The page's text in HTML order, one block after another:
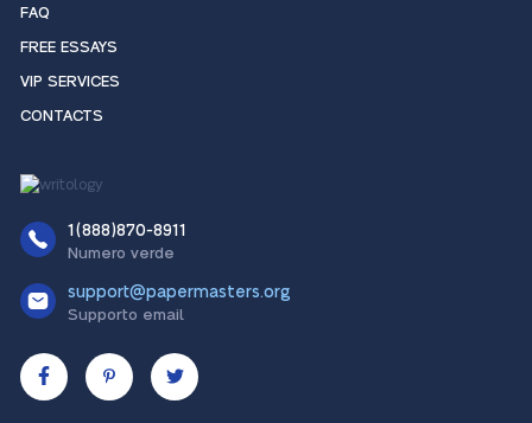
FAQ
FREE ESSAYS
VIP SERVICES
CONTACTS
1(888)870-8911
Numero verde
support@papermasters.org
Supporto email